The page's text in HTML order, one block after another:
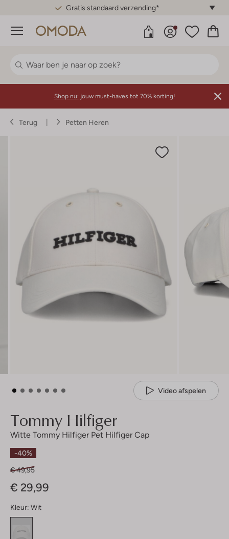
Gratis standaard verzending*
Menu
Shop nu: jouw must-haves tot 70% korting!
Terug Petten Heren
Video afspelen
Tommy Hilfiger
Witte Tommy Hilfiger Pet Hilfiger Cap
-40%
€ 49,95
€ 29,99
Kleur: Wit